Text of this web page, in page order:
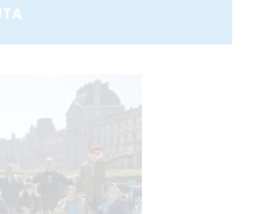
la oportunidad de
de Moher,